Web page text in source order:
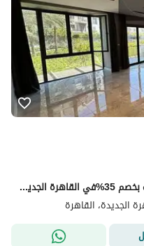
فيلا استلام فوري متشطبة بالكامل بروف بخصم 35%في القاهرة الجديدة أمام مطار القاهرة بجوار فندق كمبينسكي بالقرب من مدينة مصر ومصر الجديدة والتجمع الخامس
الجديدة، القاهرة